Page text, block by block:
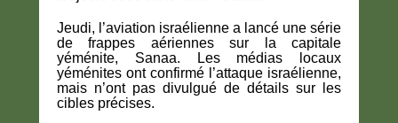
Jeudi, l’aviation israélienne a lancé une série
de frappes aériennes sur la capitale
yéménite, Sanaa. Les médias locaux
yéménites ont confirmé l’attaque israélienne,
mais n’ont pas divulgué de détails sur les
cibles précises.